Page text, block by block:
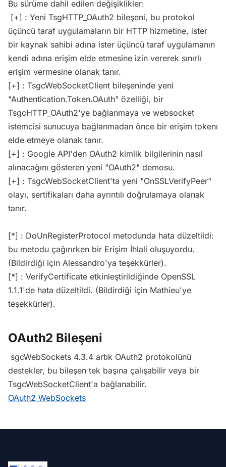
Bu sürüme dahil edilen değişiklikler:
[+] : Yeni TsgHTTP_OAuth2 bileşeni, bu protokol
üçüncü taraf uygulamaların bir HTTP hizmetine, ister
bir kaynak sahibi adına ister üçüncü taraf uygulamanın
kendi adına erişim elde etmesine izin vererek sınırlı
erişim vermesine olanak tanır.
[+] : TsgcWebSocketClient bileşeninde yeni
"Authentication.Token.OAuth" özelliği, bir
TsgcHTTP_OAuth2'ye bağlanmaya ve websocket
istemcisi sunucuya bağlanmadan önce bir erişim tokenı
elde etmeye olanak tanır.
[+] : Google API'den OAuth2 kimlik bilgilerinin nasıl
alınacağını gösteren yeni "OAuth2" demosu.
[+] : TsgcWebSocketClient'ta yeni "OnSSLVerifyPeer"
olayı, sertifikaları daha ayrıntılı doğrulamaya olanak
tanır.
[*] : DoUnRegisterProtocol metodunda hata düzeltildi:
bu metodu çağırırken bir Erişim İhlali oluşuyordu.
(Bildirdiği için Alessandro'ya teşekkürler).
[*] : VerifyCertificate etkinleştirildiğinde OpenSSL
1.1.1'de hata düzeltildi. (Bildirdiği için Mathieu'ye
teşekkürler).
OAuth2 Bileşeni
sgcWebSockets 4.3.4 artık OAuth2 protokolünü
destekler, bu bileşen tek başına çalışabilir veya bir
TsgcWebSocketClient'a bağlanabilir.
OAuth2 WebSockets